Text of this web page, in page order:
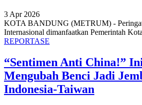
3 Apr 2026
KOTA BANDUNG (METRUM) -
Internasional dimanfaatkan Pemerintah
REPORTASE
“Sentimen Anti China!”
Mengubah Benci Jadi
Indonesia-Taiwan